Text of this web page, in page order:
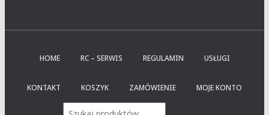
HOME RC – SERWIS REGULAMIN USŁUGI
KONTAKT KOSZYK ZAMÓWIENIE MOJE KONTO
Wyszukiwarka